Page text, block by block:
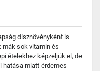
dísznövényként is
mák sok vitamin és
ételekhez képzeljük el, de
hatása miatt érdemes